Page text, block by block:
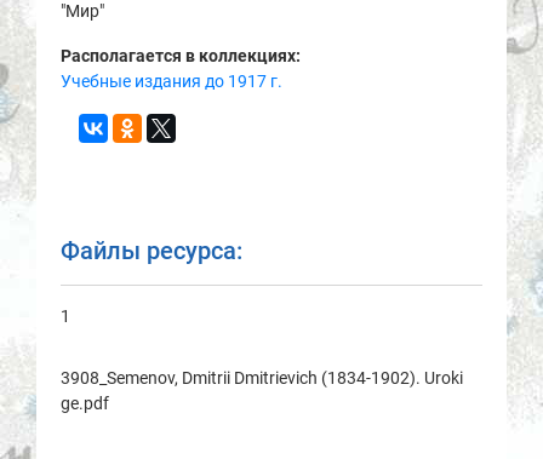
"Мир"
Располагается в коллекциях:
Учебные издания до 1917 г.
Файлы ресурса:
1
3908_Semenov, Dmitrii Dmitrievich (1834-1902). Uroki
ge.pdf